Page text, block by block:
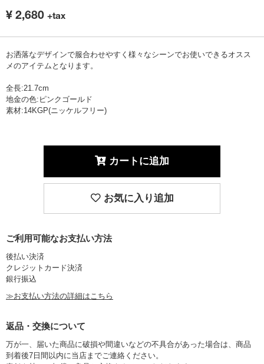
¥ 2,680 +tax
お洒落なデザインで服合わせやすく様々なシーンでお使いできるオスス
メのアイテムとなります。
全長:21.7cm
地金の色:ピンクゴールド
素材:14KGP(ニッケルフリー)
カートに追加
お気に入り追加
ご利用可能なお支払い方法
後払い決済
クレジットカード決済
銀行振込
≫お支払い方法の詳細はこちら
返品・交換について
万が一、届いた商品に破損や間違いなどの不具合があった場合は、商品
到着後7日間以内に当店までご連絡ください。